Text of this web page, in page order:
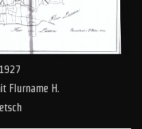
Flurname H.